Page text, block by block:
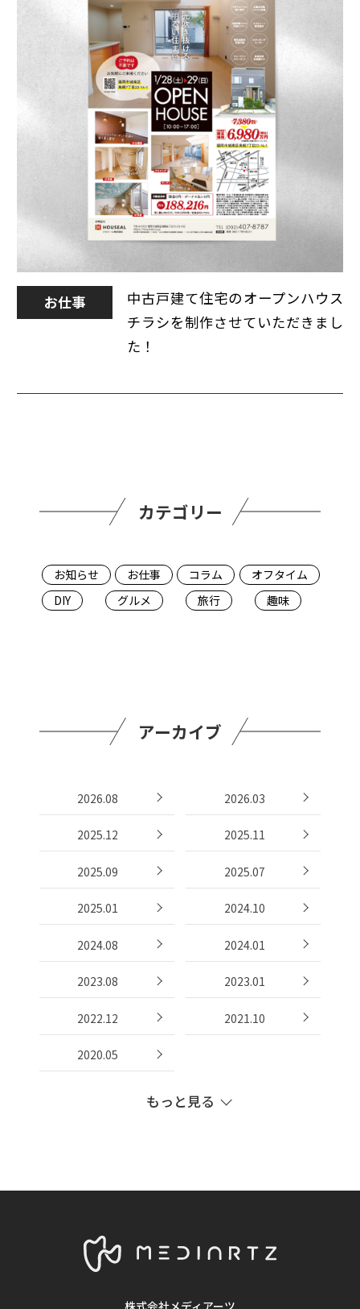
中古戸建て住宅のオープンハウス
チラシを制作させていただきまし
た！
お仕事
カテゴリー
お知らせ お仕事 コラム
オフタイム
DIY
グルメ 旅行 趣味
アーカイブ
2026.08 2026.03
2025.12 2025.11
2025.09 2025.07
2025.01 2024.10
2024.08 2024.01
2023.08 2023.01
2022.12 2021.10
2020.05
もっと見る
2018.06
2018.04